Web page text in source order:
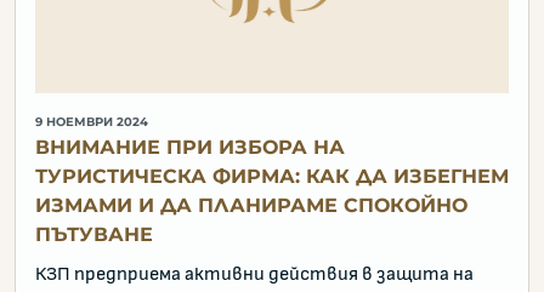
9 НОЕМВРИ 2024
ВНИМАНИЕ ПРИ ИЗБОРА НА
ТУРИСТИЧЕСКА ФИРМА: КАК ДА ИЗБЕГНЕМ
ИЗМАМИ И ДА ПЛАНИРАМЕ СПОКОЙНО
ПЪТУВАНЕ
КЗП предприема активни действия в защита на